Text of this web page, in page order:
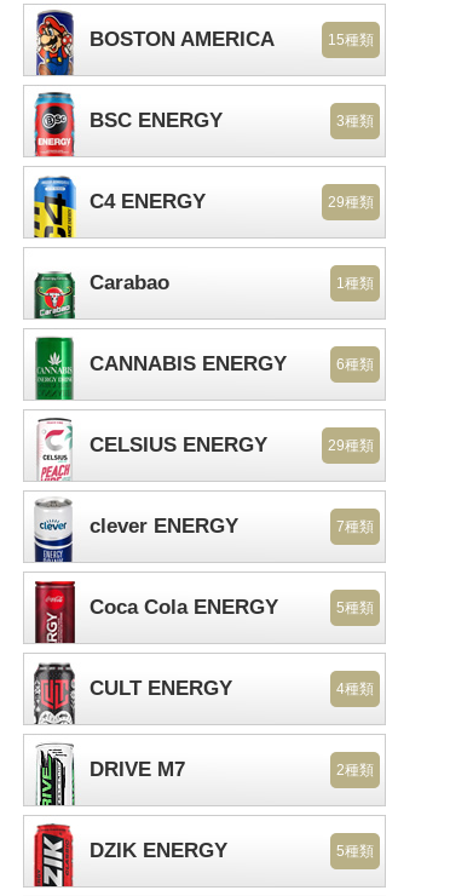
BOSTON AMERICA 15種類
BSC ENERGY 3種類
C4 ENERGY 29種類
Carabao 1種類
CANNABIS ENERGY 6種類
CELSIUS ENERGY 29種類
clever ENERGY 7種類
Coca Cola ENERGY 5種類
CULT ENERGY 4種類
DRIVE M7 2種類
DZIK ENERGY 5種類